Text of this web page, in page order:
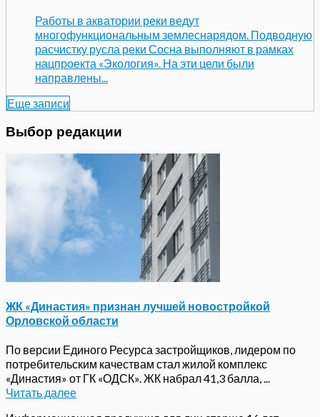
Работы в акватории реки ведут
многофункциональным землеснарядом. Подводную
расчистку русла реки Сосна выполняют в рамках
нацпроекта «Экология». На эти цели были
направлены...
Еще записи
Выбор редакции
ЖК «Династия» признан лучшей новостройкой
Орловской области
По версии Единого Ресурса застройщиков, лидером по
потребительским качествам стал жилой комплекс
«Династия» от ГК «ОДСК». ЖК набрал 41,3 балла, ...
Читать далее